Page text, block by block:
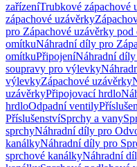
zařízeníTrubkové zápachové
zápachové uzávěrky
pro Zápachové uzávěrky pod
omítkuNáhradní díly pro
omítkuPřipojeníNáhradní
soupravy pro výlevky
výlevkyZápachové uzávěrky
uzávěrkyPřipojovací hrdlo
hrdloOdpadní ventily
PříslušenstvíSprchy a vany
sprchyNáhradní díly pro
kanálkyNáhradní díly pro
sprchové kanálkyNáhradní